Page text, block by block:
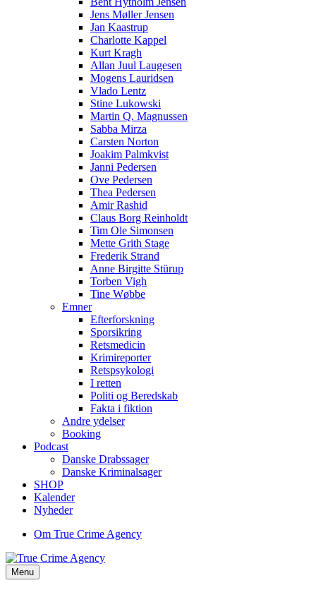
Jens Møller Jensen
Jan Kaastrup
Charlotte Kappel
Kurt Kragh
Allan Juul Laugesen
Mogens Lauridsen
Vlado Lentz
Stine Lukowski
Martin Q. Magnussen
Sabba Mirza
Carsten Norton
Joakim Palmkvist
Janni Pedersen
Ove Pedersen
Thea Pedersen
Amir Rashid
Claus Borg Reinholdt
Tim Ole Simonsen
Mette Grith Stage
Frederik Strand
Anne Birgitte Stürup
Torben Vigh
Tine Wøbbe
Emner
Efterforskning
Sporsikring
Retsmedicin
Krimireporter
Retspsykologi
I retten
Politi og Beredskab
Fakta i fiktion
Andre ydelser
Booking
Podcast
Danske Drabssager
Danske Kriminalsager
SHOP
Kalender
Nyheder
Om True Crime Agency
Menu